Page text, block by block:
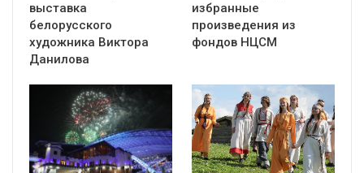
выставка
белорусского
художника Виктора
Данилова
избранные
произведения из
фондов НЦСМ